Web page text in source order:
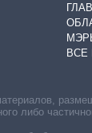
ВСЕ
либо